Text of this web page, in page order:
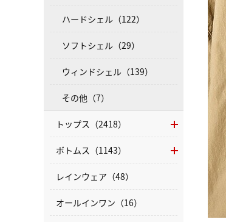
ハードシェル（122）
ソフトシェル（29）
ウィンドシェル（139）
その他（7）
トップス（2418）
ボトムス（1143）
レインウェア（48）
オールインワン（16）